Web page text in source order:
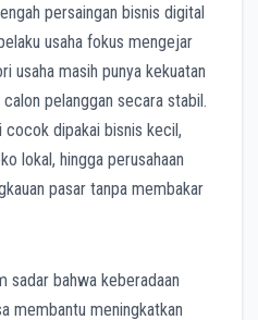
persaingan bisnis digital
usaha fokus mengejar
usaha masih punya kekuatan
pelanggan secara stabil.
cocok dipakai bisnis kecil,
lokal, hingga perusahaan
pasar tanpa membakar
sadar bahwa keberadaan
membantu meningkatkan